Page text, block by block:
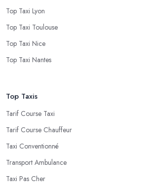
Top Taxi Lyon
Top Taxi Toulouse
Top Taxi Nice
Top Taxi Nantes
Top Taxis
Tarif Course Taxi
Tarif Course Chauffeur
Taxi Conventionné
Transport Ambulance
Taxi Pas Cher